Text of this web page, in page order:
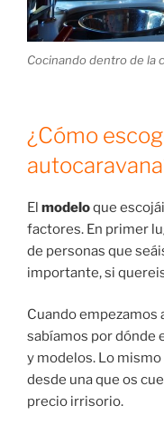
Cocinando dentro de la
¿Cómo
El modeloque
factores. En primer
de personas que
importante, si
Cuando empezamos
sabíamos por dónde
y modelos. Lo
desde una que os
precio irrisorio.